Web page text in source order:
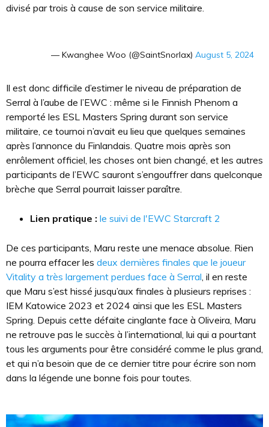
divisé par trois à cause de son service militaire.
— Kwanghee Woo (@SaintSnorlax) August 5, 2024
Il est donc difficile d’estimer le niveau de préparation de
Serral à l’aube de l’EWC : même si le Finnish Phenom a
remporté les ESL Masters Spring durant son service
militaire, ce tournoi n’avait eu lieu que quelques semaines
après l’annonce du Finlandais. Quatre mois après son
enrôlement officiel, les choses ont bien changé, et les autres
participants de l’EWC sauront s’engouffrer dans quelconque
brèche que Serral pourrait laisser paraître.
Lien pratique : le suivi de l'EWC Starcraft 2
De ces participants, Maru reste une menace absolue. Rien
ne pourra effacer les deux dernières finales que le joueur
Vitality a très largement perdues face à Serral, il en reste
que Maru s’est hissé jusqu’aux finales à plusieurs reprises :
IEM Katowice 2023 et 2024 ainsi que les ESL Masters
Spring. Depuis cette défaite cinglante face à Oliveira, Maru
ne retrouve pas le succès à l’international, lui qui a pourtant
tous les arguments pour être considéré comme le plus grand,
et qui n’a besoin que de ce dernier titre pour écrire son nom
dans la légende une bonne fois pour toutes.